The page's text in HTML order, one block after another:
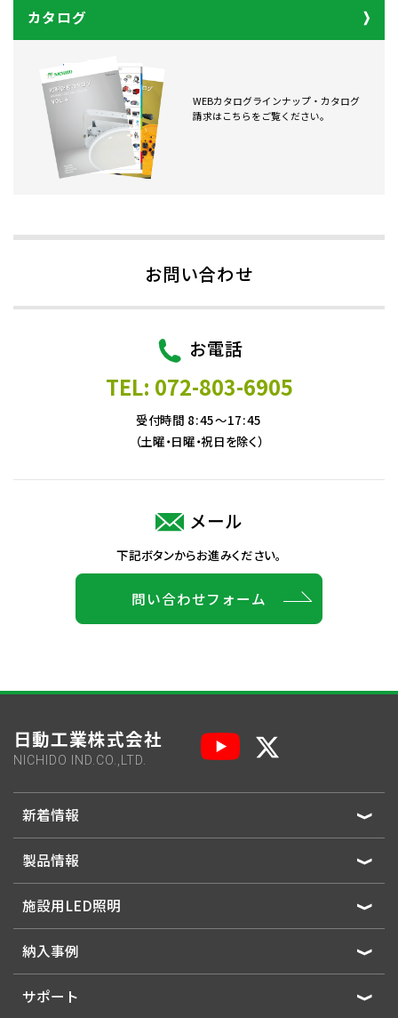
カタログ
WEBカタログラインナップ・カタログ
請求はこちらをご覧ください。
お問い合わせ
お電話
TEL: 072-803-6905
受付時間 8:45～17:45
（土曜・日曜・祝日を除く）
メール
下記ボタンからお進みください。
問い合わせフォーム
日動工業株式会社
NICHIDO IND.CO.,LTD.
新着情報
製品情報
施設用LED照明
納入事例
サポート